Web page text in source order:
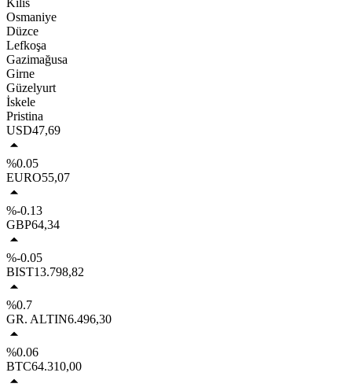
Kilis
Osmaniye
Düzce
Lefkoşa
Gazimağusa
Girne
Güzelyurt
İskele
Pristina
USD47,69
%0.05
EURO55,07
%-0.13
GBP64,34
%-0.05
BIST13.798,82
%0.7
GR. ALTIN6.496,30
%0.06
BTC64.310,00